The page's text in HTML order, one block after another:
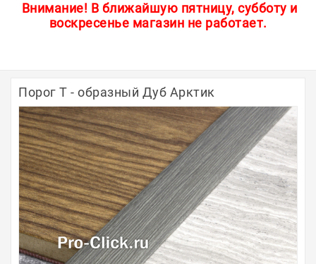
Внимание! В ближайшую пятницу, субботу и
воскресенье магазин не работает.
Защитные уголки
Полосы из металла
Плинтуса
Профили для стекла и SPC
Обводы для труб
Алюминиевые профили
Крепёж и крепления
Порог Т - образный Дуб Арктик